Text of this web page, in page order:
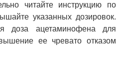
читайте инструкцию по
указанных дозировок.
доза ацетаминофена для
ее чревато отказом